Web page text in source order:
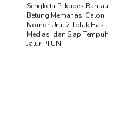
Sengketa Pilkades Rantau
Betung Memanas, Calon
Nomor Urut 2 Tolak Hasil
Mediasi dan Siap Tempuh
Jalur PTUN